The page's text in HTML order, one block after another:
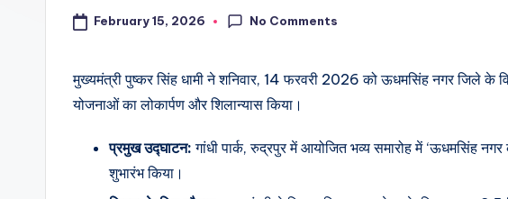
February 15, 2026 No Comments
मुख्यमंत्री पुष्कर सिंह धामी ने शनिवार, 14 फरवरी 2026 को ऊधमसिंह नगर जिले के
योजनाओं का लोकार्पण और शिलान्यास किया।
प्रमुख उद्घाटन: गांधी पार्क, रुद्रपुर में आयोजित भव्य समारोह में ‘ऊधमसिंह
शुभारंभ किया।